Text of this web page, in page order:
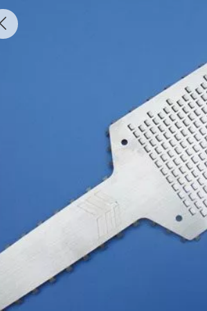
刻刨刀片7